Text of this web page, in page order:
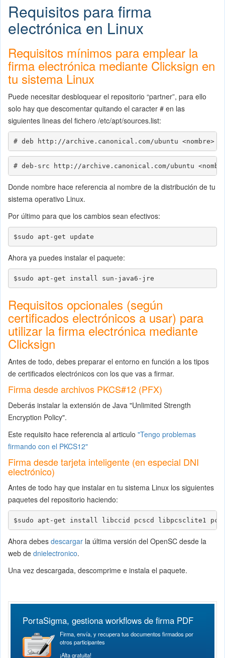
Requisitos para firma
electrónica en Linux
Requisitos mínimos para emplear la
firma electrónica mediante Clicksign en
tu sistema Linux
Puede necesitar desbloquear el repositorio “partner”, para ello
solo hay que descomentar quitando el caracter # en las
siguientes lineas del fichero /etc/apt/sources.list:
# deb http://archive.canonical.com/ubuntu <nombre>
# deb-src http://archive.canonical.com/ubuntu
Donde nombre hace referencia al nombre de la distribución de tu
sistema operativo Linux.
Por último para que los cambios sean efectivos:
$sudo apt-get update
Ahora ya puedes instalar el paquete:
$sudo apt-get install sun-java6-jre
Requisitos opcionales (según
certificados electrónicos a usar) para
utilizar la firma electrónica mediante
Clicksign
Antes de todo, debes preparar el entorno en función a los tipos
de certificados electrónicos con los que vas a firmar.
Firma desde archivos PKCS#12 (PFX)
Deberás instalar la extensión de Java "Unlimited Strength
Encryption Policy".
Este requisito hace referencia al articulo "Tengo problemas
firmando con el PKCS12"
Firma desde tarjeta inteligente (en especial DNI
electrónico)
Antes de todo hay que instalar en tu sistema Linux los siguientes
paquetes del repositorio haciendo:
$sudo apt-get install libccid pcscd libpcsclite1
Ahora debes descargar la última versión del OpenSC desde la
web de dnielectronico.
Una vez descargada, descomprime e instala el paquete.
PortaSigma, gestiona workflows de firma PDF
Firma, envía, y recupera tus documentos firmados por
otros participantes
¡Alta gratuita!